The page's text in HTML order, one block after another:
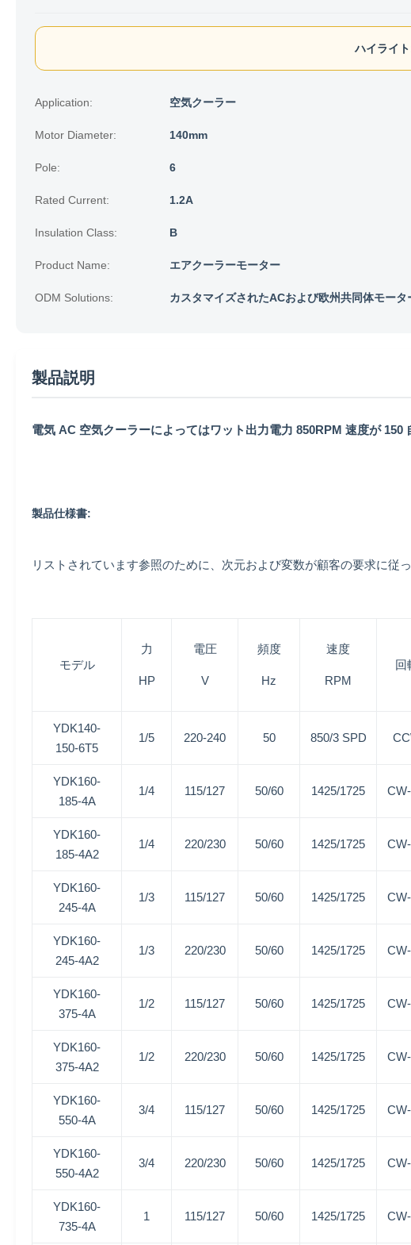
ハイライ
Application: 空気クーラー
Motor Diameter: 140mm
Pole: 6
Rated Current: 1.2A
Insulation Class: B
Product Name: エアクーラーモーター
ODM Solutions: カスタマイズされたACおよび欧州共同体モータ
製品説明
電気 AC 空気クーラーによってはワット出力電力 850RPM 速度が 150
製品仕様書:
リストされています参照のために、次元および変数が顧客の要求に従
モデル
力
HP
電圧
V
頻度
Hz
速度
RPM
回
YDK140-
150-6T5
1/5 220-240 50 850/3 SPD
YDK160-
185-4A
1/4 115/127 50/60 1425/1725
YDK160-
185-4A2
1/4 220/230 50/60 1425/1725
YDK160-
245-4A
1/3 115/127 50/60 1425/1725
YDK160-
245-4A2
1/3 220/230 50/60 1425/1725
YDK160-
375-4A
1/2 115/127 50/60 1425/1725
YDK160-
375-4A2
1/2 220/230 50/60 1425/1725
YDK160-
550-4A
3/4 115/127 50/60 1425/1725
YDK160-
550-4A2
3/4 220/230 50/60 1425/1725
YDK160-
735-4A
1 115/127 50/60 1425/1725